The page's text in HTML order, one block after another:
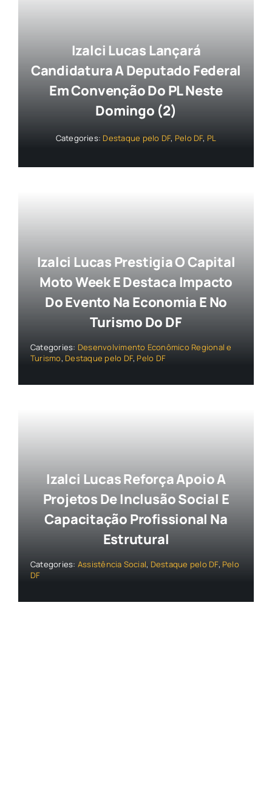
Izalci Lucas Lançará
Candidatura A Deputado Federal
Em Convenção Do PL Neste
Domingo (2)
Categories: Destaque pelo DF, Pelo DF, PL
Izalci Lucas Prestigia O Capital
Moto Week E Destaca Impacto
Do Evento Na Economia E No
Turismo Do DF
Categories: Desenvolvimento Econômico Regional e
Turismo, Destaque pelo DF, Pelo DF
Izalci Lucas Reforça Apoio A
Projetos De Inclusão Social E
Capacitação Profissional Na
Estrutural
Categories: Assistência Social, Destaque pelo DF, Pelo
DF